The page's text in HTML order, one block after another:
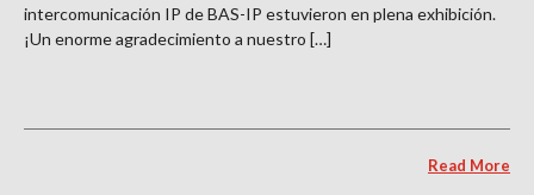
intercomunicación IP de BAS-IP estuvieron en plena exhibición.
¡Un enorme agradecimiento a nuestro […]
Read More